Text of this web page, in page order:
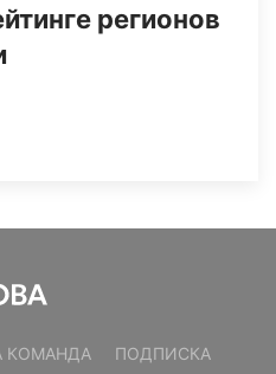
регионов
КОМАНДА ПОДПИСКА